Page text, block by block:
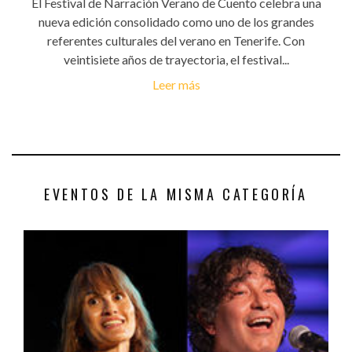
nueva edición consolidado como uno de los grandes
referentes culturales del verano en Tenerife. Con
veintisiete años de trayectoria, el festival...
Leer más
EVENTOS DE LA MISMA CATEGORÍA